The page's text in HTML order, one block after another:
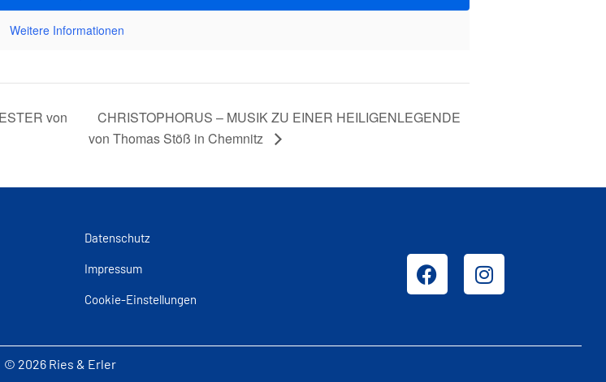
Weitere Informationen
von
CHRISTOPHORUS – MUSIK ZU EINER HEILIGENLEGENDE
von Thomas Stöß in Chemnitz
Datenschutz
Impressum
Cookie-Einstellungen
© 2026 Ries & Erler